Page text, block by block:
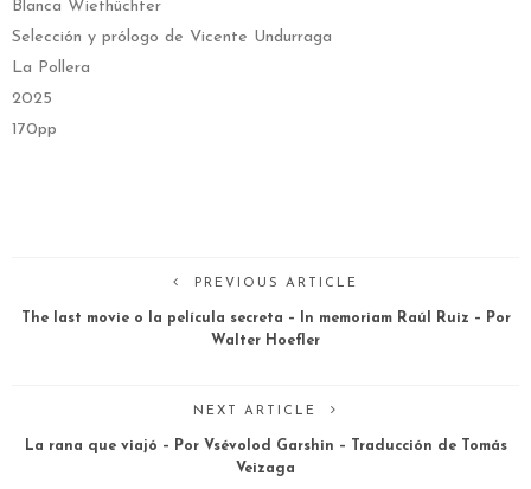
Blanca Wiethüchter
Selección y prólogo de Vicente Undurraga
La Pollera
2025
170pp
PREVIOUS ARTICLE
The last movie o la película secreta – In memoriam Raúl Ruiz – Por
Walter Hoefler
NEXT ARTICLE
La rana que viajó – Por Vsévolod Garshin – Traducción de Tomás
Veizaga